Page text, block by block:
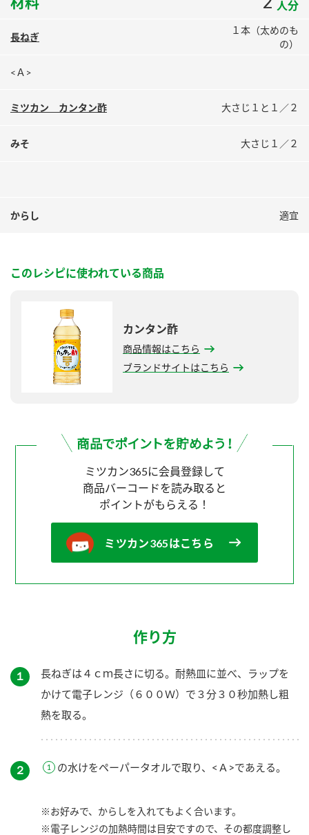
人分
長ねぎ
１本（太めのも
の）
<Ａ>
ミツカン カンタン酢 大さじ１と１／２
みそ 大さじ１／２
からし 適宜
このレシピに使われている商品
カンタン酢
商品情報はこちら
ブランドサイトはこちら
ミツカン365に会員登録して
商品バーコードを読み取ると
ポイントがもらえる！
ミツカン365はこちら
作り方
１
長ねぎは４ｃｍ長さに切る。耐熱皿に並べ、ラップを
かけて電子レンジ（６００Ｗ）で３分３０秒加熱し粗
熱を取る。
２ の水けをペーパータオルで取り、<Ａ>であえる。
※お好みで、からしを入れてもよく合います。
※電子レンジの加熱時間は目安ですので、その都度調整し